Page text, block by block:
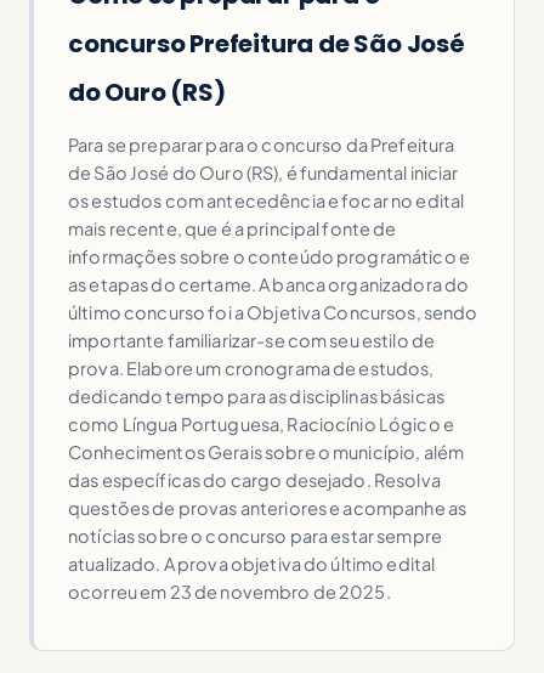
concurso Prefeitura de São José
do Ouro (RS)
Para se preparar para o concurso da Prefeitura
de São José do Ouro (RS), é fundamental iniciar
os estudos com antecedência e focar no edital
mais recente, que é a principal fonte de
informações sobre o conteúdo programático e
as etapas do certame. A banca organizadora do
último concurso foi a Objetiva Concursos, sendo
importante familiarizar-se com seu estilo de
prova. Elabore um cronograma de estudos,
dedicando tempo para as disciplinas básicas
como Língua Portuguesa, Raciocínio Lógico e
Conhecimentos Gerais sobre o município, além
das específicas do cargo desejado. Resolva
questões de provas anteriores e acompanhe as
notícias sobre o concurso para estar sempre
atualizado. A prova objetiva do último edital
ocorreu em 23 de novembro de 2025.